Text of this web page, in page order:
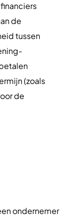
de
tussen
(zoals
de
ondernemer